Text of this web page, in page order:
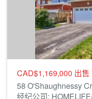
CAD$1,169,000 出售
58 O'Shaughnessy
经纪公司: